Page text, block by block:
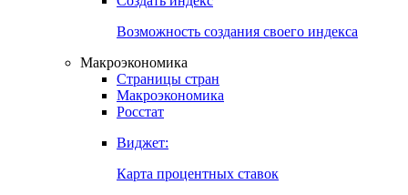
Возможность создания своего индекса
Макроэкономика
Страницы стран
Макроэкономика
Росстат
Виджет:
Карта процентных ставок